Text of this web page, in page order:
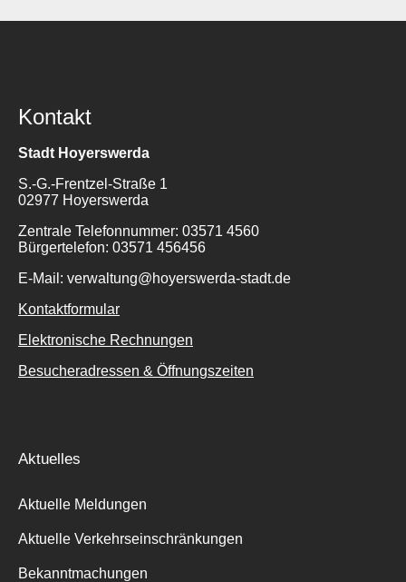
Kontakt
Stadt Hoyerswerda
S.-G.-Frentzel-Straße 1
02977 Hoyerswerda
Zentrale Telefonnummer: 03571 4560
Bürgertelefon: 03571 456456
E-Mail: verwaltung@hoyerswerda-stadt.de
Kontaktformular
Elektronische Rechnungen
Besucheradressen & Öffnungszeiten
Aktuelles
Aktuelle Meldungen
Aktuelle Verkehrseinschränkungen
Bekanntmachungen